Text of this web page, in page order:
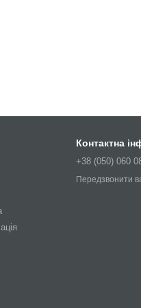
Контактна
+38 (050) 060
Передзвонити